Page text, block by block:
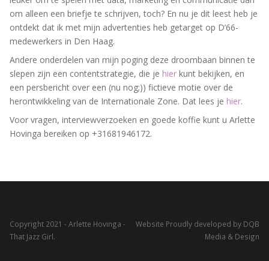
om alleen een briefje te schrijven, toch? En nu je dit leest heb je
ontdekt dat ik met mijn advertenties heb getarget op D’66-
medewerkers in Den Haag.
Andere onderdelen van mijn poging deze droombaan binnen te
slepen zijn een contentstrategie, die je hier kunt bekijken, en
een persbericht over een (nu nog;)) fictieve motie over de
herontwikkeling van de Internationale Zone. Dat lees je hier.
Voor vragen, interviewverzoeken en goede koffie kunt u Arlette
Hovinga bereiken op +31681946172.
Copyright 2021 - Arlette Hovinga -
That Jazz Girl.
Website Proudly developed by DQB
Media & Design